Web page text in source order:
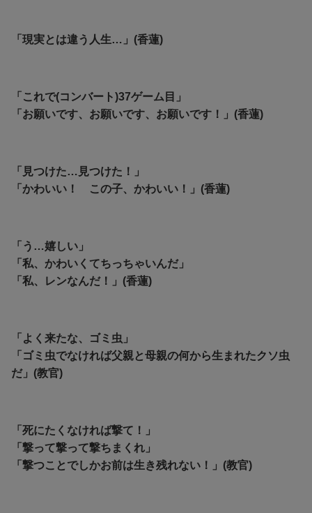
「現実とは違う人生…」(香蓮)
「これで(コンバート)37ゲーム目」
「お願いです、お願いです、お願いです！」(香蓮)
「見つけた…見つけた！」
「かわいい！ この子、かわいい！」(香蓮)
「う…嬉しい」
「私、かわいくてちっちゃいんだ」
「私、レンなんだ！」(香蓮)
「よく来たな、ゴミ虫」
「 ゴミ虫でなければ父親と母親の何から生まれたクソ虫
だ」(教官)
「死にたくなければ撃て！」
「撃って撃って撃ちまくれ」
「撃つことでしかお前は生き残れない！」(教官)